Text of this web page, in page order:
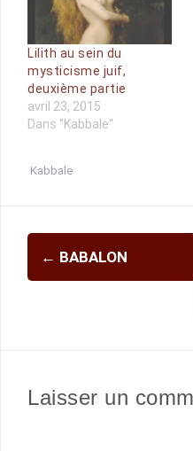
Lilith au sein du
mysticisme juif,
deuxième partie
avril 23, 2015
Dans "Kabbale"
Kabbale
Navigation
d'article
← BABALON
Laisser un